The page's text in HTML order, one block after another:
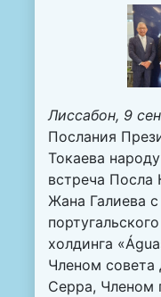
Лиссабон, 9
Послания
Токаева
встреча Посла
Жана Галиева
холдинга
Членом совета
Серра, Членом